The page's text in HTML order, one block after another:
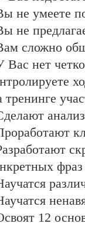
не умеете
не
сложно
Вас нет
тренинге
фраз
12